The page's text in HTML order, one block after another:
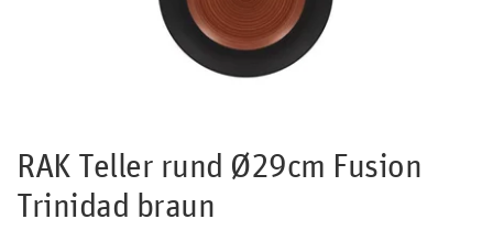
RAK Teller rund Ø29cm Fusion
Trinidad braun